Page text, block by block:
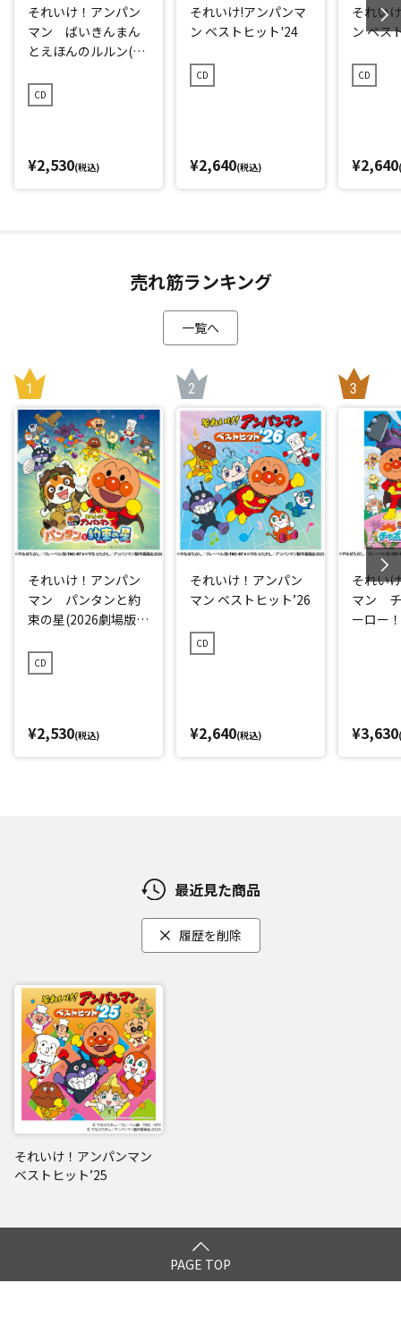
それいけ！アンパン
マン ばいきんまん
とえほんのルルン(20
CD
¥2,530(税込)
それいけ!アンパンマ
ン ベストヒット'24
CD
¥2,640(税込)
それい
ン ベス
CD
¥2,640
売れ筋ランキング
一覧へ
それいけ！アンパン
マン パンタンと約
束の星(2026劇場版ベ
CD
¥2,530(税込)
それいけ！アンパン
マン ベストヒット’26
CD
¥2,640(税込)
それい
マン チ
ーロー
¥3,630
最近見た商品
履歴を削除
それいけ！アンパンマン
ベストヒット’25
PAGE TOP